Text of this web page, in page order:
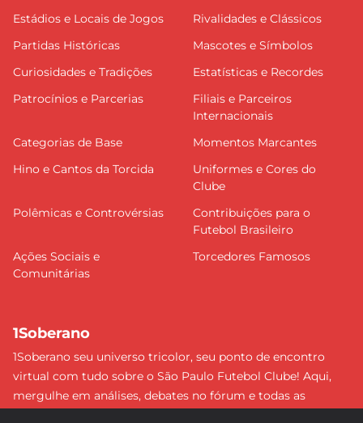
Estádios e Locais de Jogos
Rivalidades e Clássicos
Partidas Históricas
Mascotes e Símbolos
Curiosidades e Tradições
Estatísticas e Recordes
Patrocínios e Parcerias
Filiais e Parceiros
Internacionais
Categorias de Base
Momentos Marcantes
Hino e Cantos da Torcida
Uniformes e Cores do
Clube
Polêmicas e Controvérsias
Contribuições para o
Futebol Brasileiro
Ações Sociais e
Comunitárias
Torcedores Famosos
1Soberano
1Soberano seu universo tricolor, seu ponto de encontro
virtual com tudo sobre o São Paulo Futebol Clube! Aqui,
mergulhe em análises, debates no fórum e todas as